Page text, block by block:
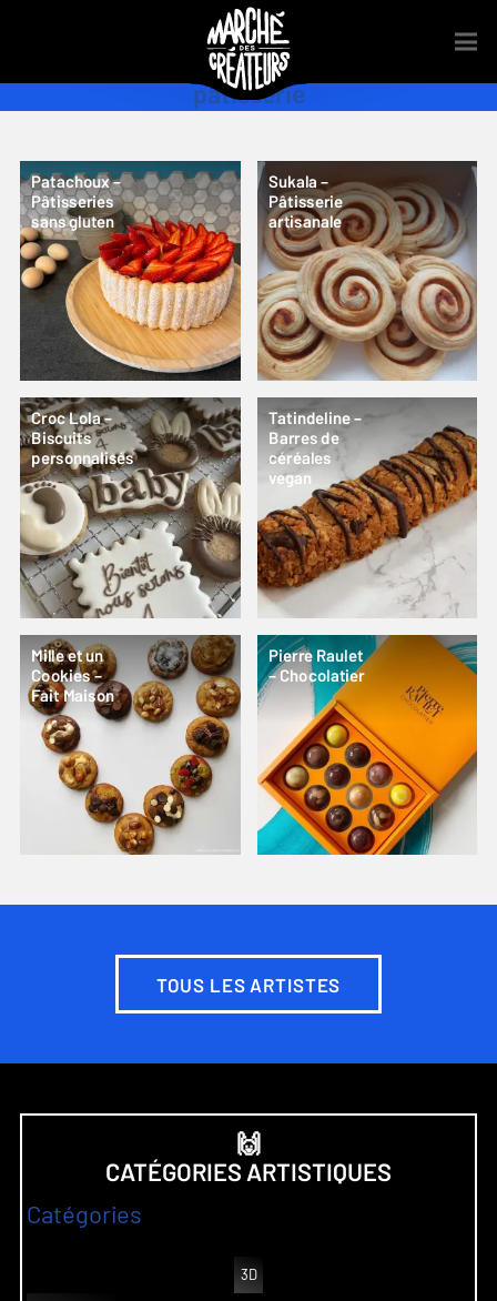
pâtisserie
Patachoux –
Pâtisseries
sans gluten
Sukala –
Pâtisserie
artisanale
Croc Lola –
Biscuits
personnalisés
Tatindeline –
Barres de
céréales
vegan
Mille et un
Cookies –
Fait Maison
Pierre Raulet
– Chocolatier
TOUS LES ARTISTES
🙌
CATÉGORIES ARTISTIQUES
Catégories
3D